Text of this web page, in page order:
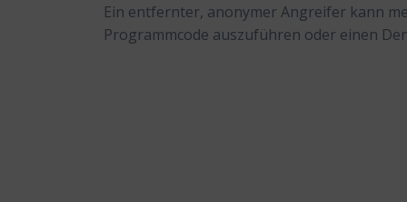
Ein entfernter, anonymer Angreifer kann
Programmcode auszuführen oder einen